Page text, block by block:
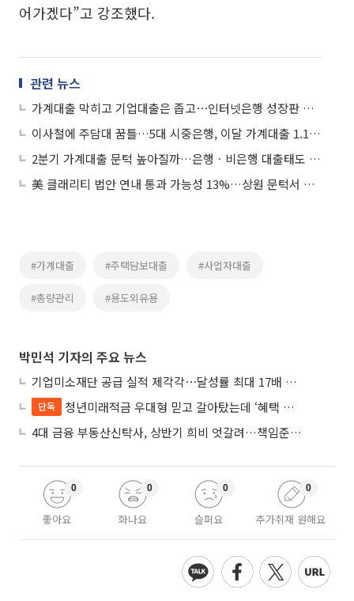
어가겠다”고 강조했다.
관련 뉴스
가계대출 막히고 기업대출은 좁고⋯인터넷은행 성장판 제약
이사철에 주담대 꿈틀…5대 시중은행, 이달 가계대출 1.1조 늘었다
2분기 가계대출 문턱 높아질까…은행ㆍ비은행 대출태도 '강화' 예고
美 클래리티 법안 연내 통과 가능성 13%…상원 문턱서 제동
#가계대출 #주택담보대출 #사업자대출
#총량관리 #용도외유용
박민석 기자의 주요 뉴스
기업미소재단 공급 실적 제각각⋯달성률 최대 17배 차이
단독
청년미래적금 우대형 믿고 갈아탔는데 ‘혜택 반토막’…심사 오류에 가입자 혼선
4대 금융 부동산신탁사, 상반기 희비 엇갈려…책임준공 손실 반영 시점이 갈랐다
좋아요
0
화나요
0
슬퍼요
0
추가취재 원해요
0